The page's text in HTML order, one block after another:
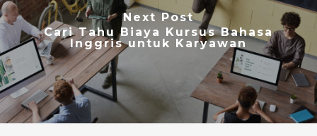
Next Post
Cari Tahu Biaya Kursus Bahasa
Inggris untuk Karyawan